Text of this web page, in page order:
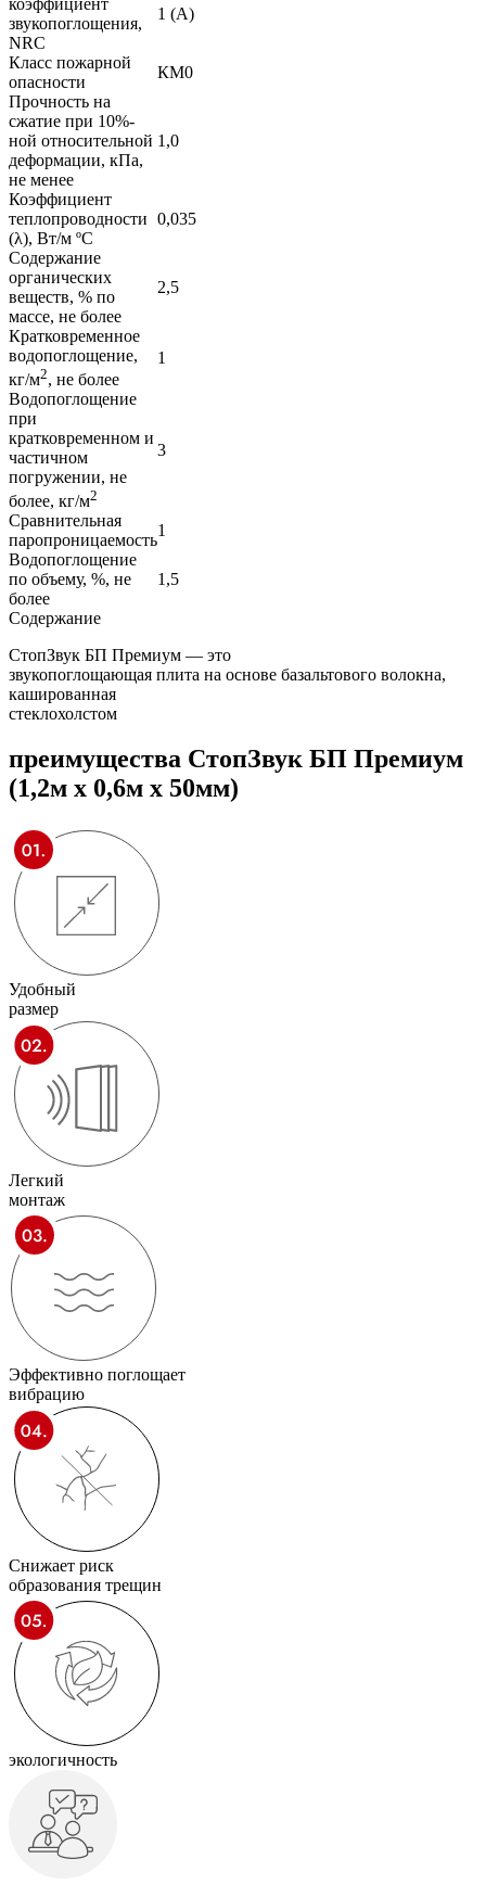
звукопоглощения,
NRC
1 (А)
Класс пожарной
опасности
КМ0
Прочность на
сжатие при 10%-
ной относительной
деформации, кПа,
не менее
1,0
Коэффициент
теплопроводности
(λ), Вт/м ºС
0,035
Содержание
органических
веществ, % по
массе, не более
2,5
Кратковременное
водопоглощение,
кг/м2, не более
1
Водопоглощение
при
кратковременном и
частичном
погружении, не
более, кг/м2
3
Сравнительная
паропроницаемость
1
Водопоглощение
по объему, %, не
более
1,5
Содержание
СтопЗвук БП Премиум — это
звукопоглощающая плита на основе базальтового волокна,
кашированная
стеклохолстом
преимущества СтопЗвук БП Премиум
(1,2м х 0,6м х 50мм)
Удобный
размер
Легкий
монтаж
Эффективно поглощает
вибрацию
Снижает риск
образования трещин
экологичность